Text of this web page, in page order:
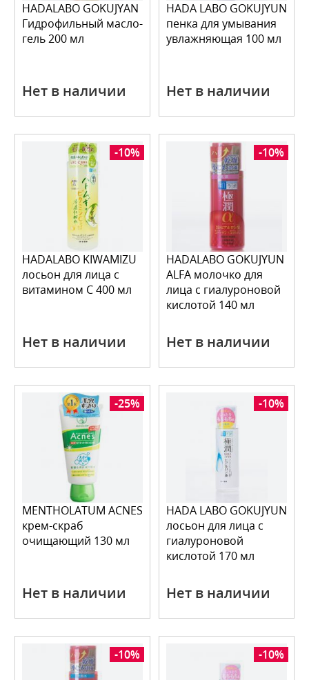
HADALABO GOKUJYAN
Гидрофильный масло-
гель 200 мл
Нет в наличии
HADA LABO GOKUJYUN
пенка для умывания
увлажняющая 100 мл
Нет в наличии
-10%
HADALABO KIWAMIZU
лосьон для лица с
витамином С 400 мл
Нет в наличии
-10%
HADALABO GOKUJYUN
ALFA молочко для
лица с гиалуроновой
кислотой 140 мл
Нет в наличии
-25%
MENTHOLATUM ACNES
крем-скраб
очищающий 130 мл
Нет в наличии
-10%
HADA LABO GOKUJYUN
лосьон для лица с
гиалуроновой
кислотой 170 мл
Нет в наличии
-10% -10%